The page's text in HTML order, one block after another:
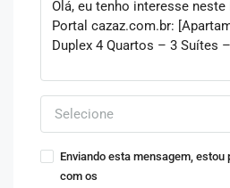
Selecione
Enviando esta mensagem,
com os